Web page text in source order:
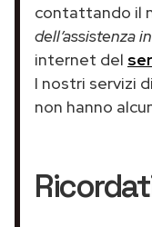
contattando il
dell’assistenza
internet del
I nostri servizi
non hanno